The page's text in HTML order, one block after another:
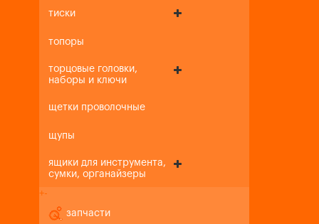
тиски
топоры
торцовые головки,
наборы и ключи
щетки проволочные
щупы
ящики для инструмента,
сумки, органайзеры
+-
запчасти